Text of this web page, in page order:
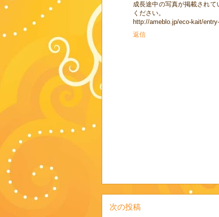
成長途中の写真が掲載され
ください。
http://ameblo.jp/eco-kait/
返信
次の投稿